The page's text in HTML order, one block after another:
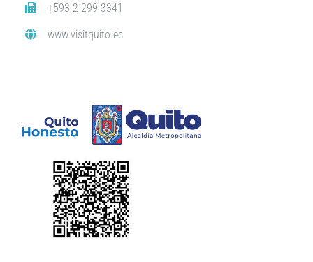
+593 2 299 3341
www.visitquito.ec